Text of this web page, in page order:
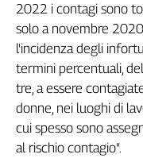
Collettiva
Play
Rubriche
Collettiva
Talk
settimana
Collettiva
2022 i contagi sono
solo a novembre
l'incidenza degli
termini percentuali,
tre, a essere
donne, nei luoghi di
cui spesso sono
al rischio contagio".